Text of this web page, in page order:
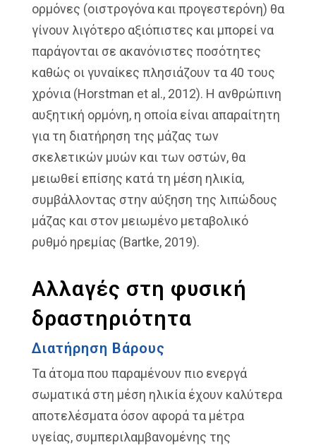
ορμόνες (οιστρογόνα και προγεστερόνη) θα
γίνουν λιγότερο αξιόπιστες και μπορεί να
παράγονται σε ακανόνιστες ποσότητες
καθώς οι γυναίκες πλησιάζουν τα 40 τους
χρόνια (Horstman et al., 2012). Η ανθρώπινη
αυξητική ορμόνη, η οποία είναι απαραίτητη
για τη διατήρηση της μάζας των
σκελετικών μυών και των οστών, θα
μειωθεί επίσης κατά τη μέση ηλικία,
συμβάλλοντας στην αύξηση της λιπώδους
μάζας και στον μειωμένο μεταβολικό
ρυθμό ηρεμίας (Bartke, 2019).
Αλλαγές στη φυσική
δραστηριότητα
Διατήρηση Βάρους
Τα άτομα που παραμένουν πιο ενεργά
σωματικά στη μέση ηλικία έχουν καλύτερα
αποτελέσματα όσον αφορά τα μέτρα
υγείας, συμπεριλαμβανομένης της